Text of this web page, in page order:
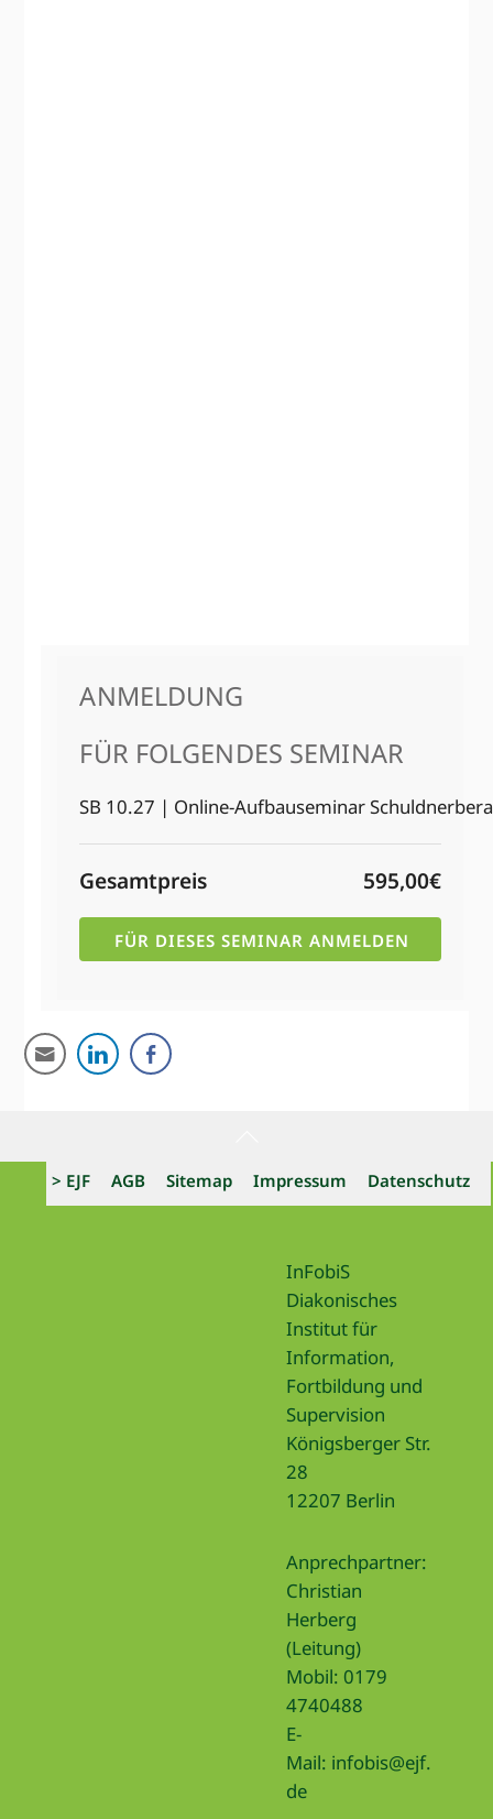
ANMELDUNG
FÜR FOLGENDES SEMINAR
SB 10.27 | Online-Aufbau­seminar
Gesamtpreis 595,00€
Top
> EJF AGB Sitemap Impressum Datenschutz
InFobiS
Diakonisches
Institut für
Information,
Fortbildung und
Supervision
Königsberger Str.
28
12207 Berlin
Anprechpartner:
Christian
Herberg
(Leitung)
Mobil: 0179
4740488
E-
Mail: infobis@ejf.
de